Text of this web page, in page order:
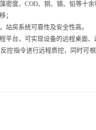
密度、 COD、铜、铬、铅等十
；
站房系统可靠性及安全性高。
平台，可实现设备的远程桌面
控指令进行远程质控，同时可